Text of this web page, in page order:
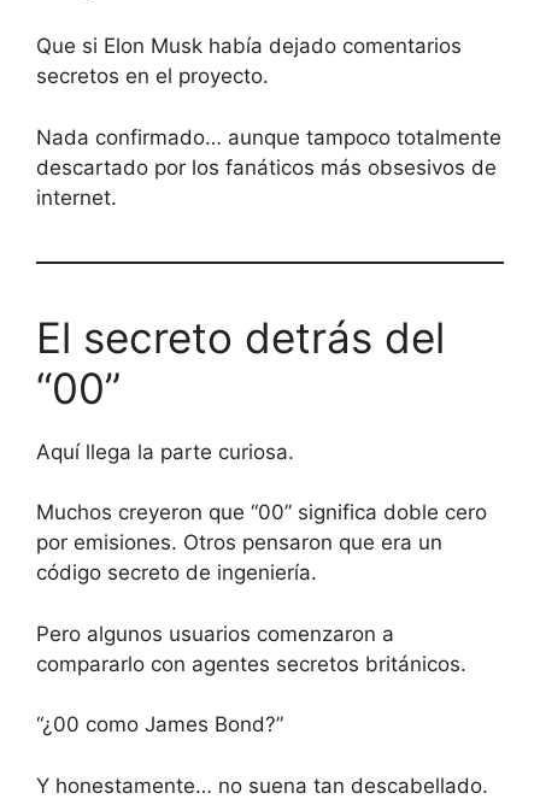
Que si Elon Musk había dejado comentarios
secretos en el proyecto.
Nada confirmado… aunque tampoco totalmente
descartado por los fanáticos más obsesivos de
internet.
El secreto detrás del
“00”
Aquí llega la parte curiosa.
Muchos creyeron que “00” significa doble cero
por emisiones. Otros pensaron que era un
código secreto de ingeniería.
Pero algunos usuarios comenzaron a
compararlo con agentes secretos británicos.
“¿00 como James Bond?”
Y honestamente… no suena tan descabellado.